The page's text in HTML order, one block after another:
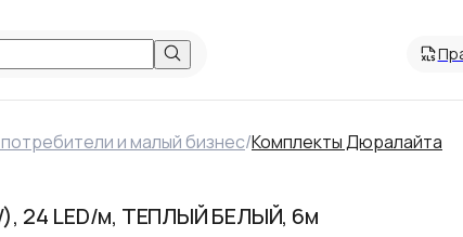
и малый бизнес/Комплекты Дюралайта
24 LED/м, ТЕПЛЫЙ БЕЛЫЙ, 6м